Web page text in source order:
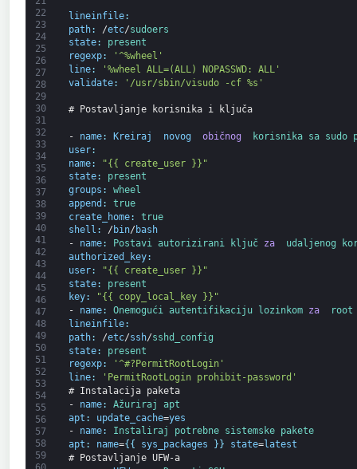
22
23
24
25
26
27
28
29
30
31
32
33
34
35
36
37
38
39
40
41
42
43
44
45
46
47
48
49
50
51
52
53
54
55
56
57
58
59
lineinfile:
path: /etc/sudoers
state:
present
regexp:
'^%wheel'
line:
'%wheel ALL=(ALL) NOPASSWD: ALL'
validate: '/usr/sbin/visudo -cf %s'
# Postavljanje korisnika i ključa
- name: Kreiraj novog običnog korisnika sa sudo
user:
name:
"{{ create_user }}"
state:
present
groups :
wheel
append :
true
create_home:
true
shell : / bin/ bash
-
name: Postavi autorizirani ključ za udaljenog
authorized_key:
user:
"{{ create_user }}"
state:
present
key:
"{{ copy_local_key }}"
-
name: Onemogući autentifikaciju lozinkom za
root
lineinfile:
path: /etc/ssh/sshd_config
state:
present
regexp:
'^#?PermitRootLogin'
line:
'PermitRootLogin prohibit-password'
# Instalacija paketa
-
name: Ažuriraj apt
apt : update_cache=yes
-
name: Instaliraj potrebne sistemske pakete
apt : name={ { sys_packages } } state=latest
# Postavljanje UFW-a